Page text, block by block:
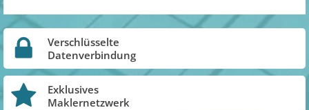
Verschlüsselte
Datenverbindung
Exklusives
Maklernetzwerk